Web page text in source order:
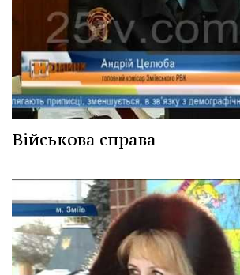
Військова справа